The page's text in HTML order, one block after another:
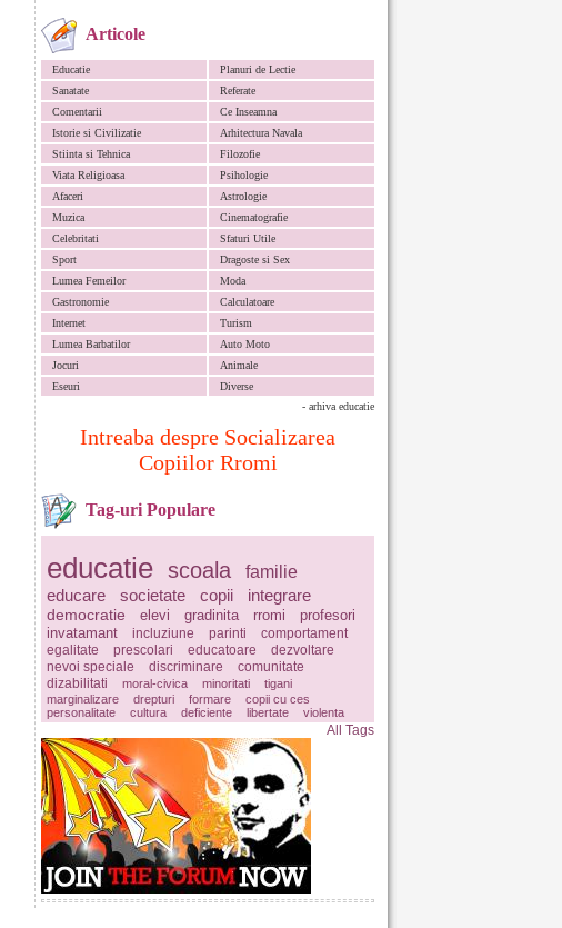
Articole
Educatie
Planuri de Lectie
Sanatate
Referate
Comentarii
Ce Inseamna
Istorie si Civilizatie
Arhitectura Navala
Stiinta si Tehnica
Filozofie
Viata Religioasa
Psihologie
Afaceri
Astrologie
Muzica
Cinematografie
Celebritati
Sfaturi Utile
Sport
Dragoste si Sex
Lumea Femeilor
Moda
Gastronomie
Calculatoare
Internet
Turism
Lumea Barbatilor
Auto Moto
Jocuri
Animale
Eseuri
Diverse
- arhiva educatie
Intreaba despre Socializarea
Copiilor Rromi
Tag-uri Populare
educatie scoala
familie
educare
societate copii integrare
democratie elevi gradinita rromi
profesori
invatamant
incluziune parinti
comportament
egalitate
prescolari educatoare
dezvoltare
nevoi speciale
discriminare
comunitate
dizabilitati
moral-civica minoritati
tigani
marginalizare
drepturi formare
copii cu ces
personalitate
cultura deficiente libertate violenta
All Tags